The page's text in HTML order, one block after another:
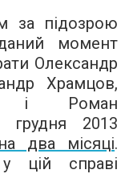
за підозрою
момент
Олександр
Храмцов,
і Роман
грудня 2013
два місяці.
цій справі